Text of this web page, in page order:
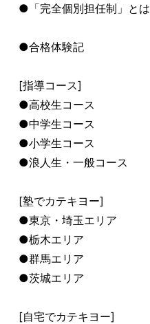
●「完全個別担任制」とは
●合格体験記
[指導コース]
●高校生コース
●中学生コース
●小学生コース
●浪人生・一般コース
[塾でカテキヨー]
●東京・埼玉エリア
●栃木エリア
●群馬エリア
●茨城エリア
[自宅でカテキヨー]